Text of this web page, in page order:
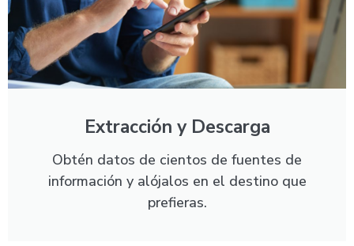
Extracción y Descarga
Obtén datos de cientos de fuentes de
información y alójalos en el destino que
prefieras.